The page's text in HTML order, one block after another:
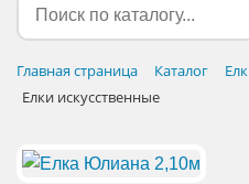
Главная страница Каталог
Елки искусственные
НОВОГОДНИЙ ДЕКОР
ДОСТАВКА В РЕГИОНЫ